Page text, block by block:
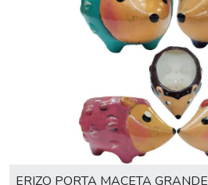
ERIZO PORTA MACETA GRANDE